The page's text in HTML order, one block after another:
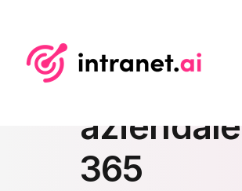
365